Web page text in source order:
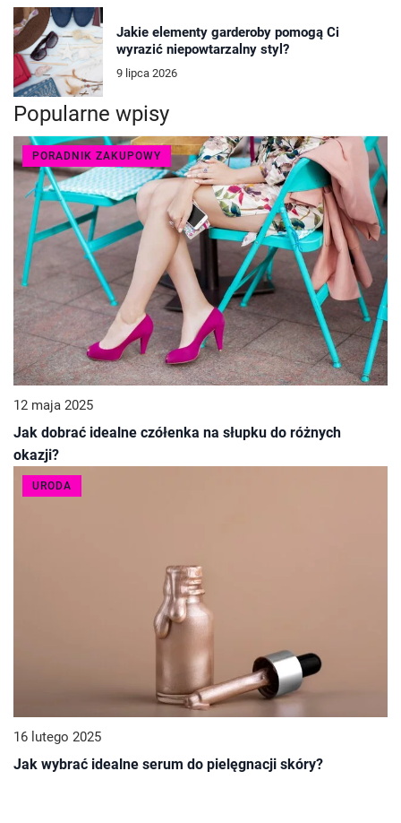
Jakie elementy garderoby pomogą Ci
wyrazić niepowtarzalny styl?
9 lipca 2026
Popularne wpisy
PORADNIK ZAKUPOWY
12 maja 2025
Jak dobrać idealne czółenka na słupku do różnych
okazji?
URODA
16 lutego 2025
Jak wybrać idealne serum do pielęgnacji skóry?